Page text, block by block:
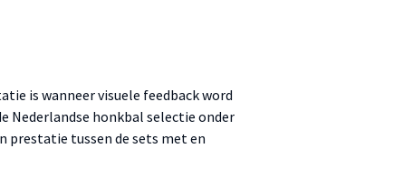
is wanneer visuele feedback word
Nederlandse honkbal selectie onder
prestatie tussen de sets met en